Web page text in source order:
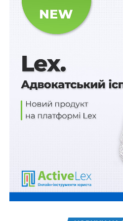
«Підготовка кадрів
забезпечення діяльності їх
50000 тис. гривень для
реставрації будівлі
Прикарпатського
Василя Стефаника (Івано-
Верховинський район, село
Погорілець, будинок 548) з
належних умов для
наукової діяльності,
практик, проведення на
Також зверніть увагу
Суду щодо кримінальних
з війною,та збірникВоєнний
матеріали, алгоритми дій,